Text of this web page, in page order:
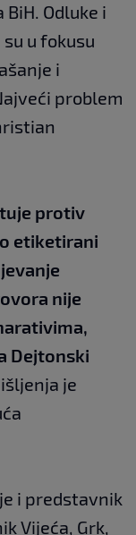
Odluke i
u fokusu
i
problem
protiv
etiketirani
nije
Dejtonski
je
i predstavnik
Vijeća, Grk,